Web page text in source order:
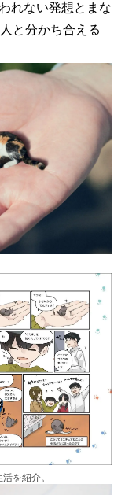
れない発想とまな
と分かち合える
を紹介。